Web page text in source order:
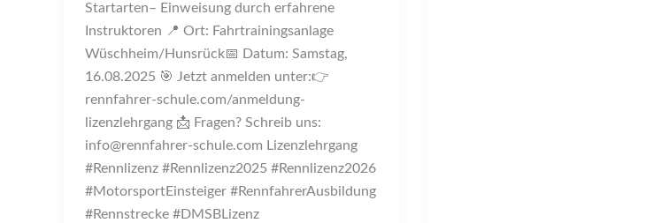
Startarten– Einweisung durch erfahrene
Instruktoren 📍 Ort: Fahrtrainingsanlage
Wüschheim/Hunsrück📅 Datum: Samstag,
16.08.2025 🎯 Jetzt anmelden unter:👉
rennfahrer-schule.com/anmeldung-
lizenzlehrgang 📩 Fragen? Schreib uns:
info@rennfahrer-schule.com Lizenzlehrgang
#Rennlizenz #Rennlizenz2025 #Rennlizenz2026
#MotorsportEinsteiger #RennfahrerAusbildung
#Rennstrecke #DMSBLizenz